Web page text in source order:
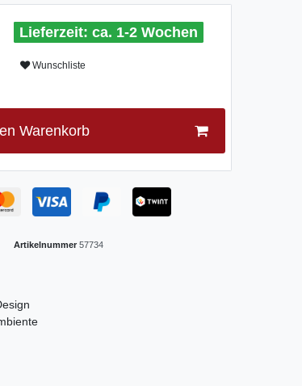
ca. 1-2 Wochen
Wunschliste
Warenkorb
Artikelnummer 57734